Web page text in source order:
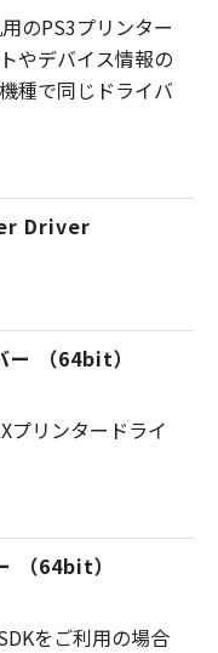
のPS3プリンター
やデバイス情報の
種で同じドライバ
Driver
ー （64bit）
プリンタードライ
（64bit）
をご利用の場合